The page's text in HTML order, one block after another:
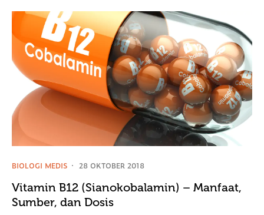
BIOLOGI MEDIS 28 OKTOBER 2018
Vitamin B12 (Sianokobalamin) – Manfaat,
Sumber, dan Dosis